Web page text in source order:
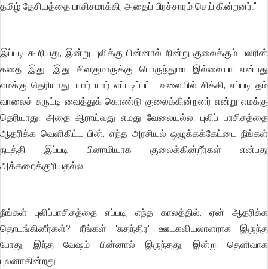
தமிழ் தேசியத்தை பாசிசமாக்கி, அதைப் பிரச்சாரம் செய்;கின்றனர்."
இப்படி கூறியது, இன்று புலிக்கு பின்னால் நின்று குலைக்கும் பலரின்
கதை இது. இது சிவகுமாருக்கு பொருந்துமா இல்லையா என்பது
எமக்கு தெரியாது. யார் யார் எப்படிப்பட்ட வலையில் சிக்கி, எப்படி தம்
வாலைச் சுருட்டி வைத்துக் கொண்டு குலைக்கின்றனர் என்று எமக்கு
தெரியாது. அதை ஆராய்வது எமது வேலையல்ல. புலிப் பாசிசத்தை
ஆதரிக்க வெளிகிட்ட பின், எந்த அரசியல் ஒழுக்கக்கேட்டை நீங்கள்
நடத்தி இப்படி பினாமியாக குலைக்கின்றீர்கள் என்பது
அக்கறைக்குரியதல்ல.
நீங்கள் புலிப்பாசிசத்தை எப்படி, எந்த காலத்தில், ஏன் ஆதரிக்க
தொடங்கினீர்கள்? நீங்கள் 'சுதந்திர" ஊடகவியலாளராக இருந்த
போது, இந்த வேஷம் பின்னால் இருந்தது, இன்று தெளிவாக
புலனாகின்றது.